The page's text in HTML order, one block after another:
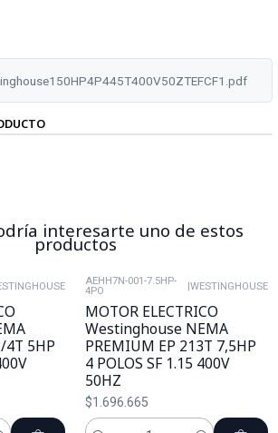
interesarte uno de estos
productos
4T 5HP
AEHH7N-001-7.5HP-
4PO
|WESTINGHOUSE
MOTOR ELECTRICO
Westinghouse NEMA
PREMIUM EP 213T 7,5HP
4 POLOS SF 1.15 400V
50HZ
$1.696.665